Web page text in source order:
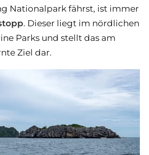
Nationalpark fährst, ist immer
. Dieser liegt im nördlichen
Parks und stellt das am
Ziel dar.